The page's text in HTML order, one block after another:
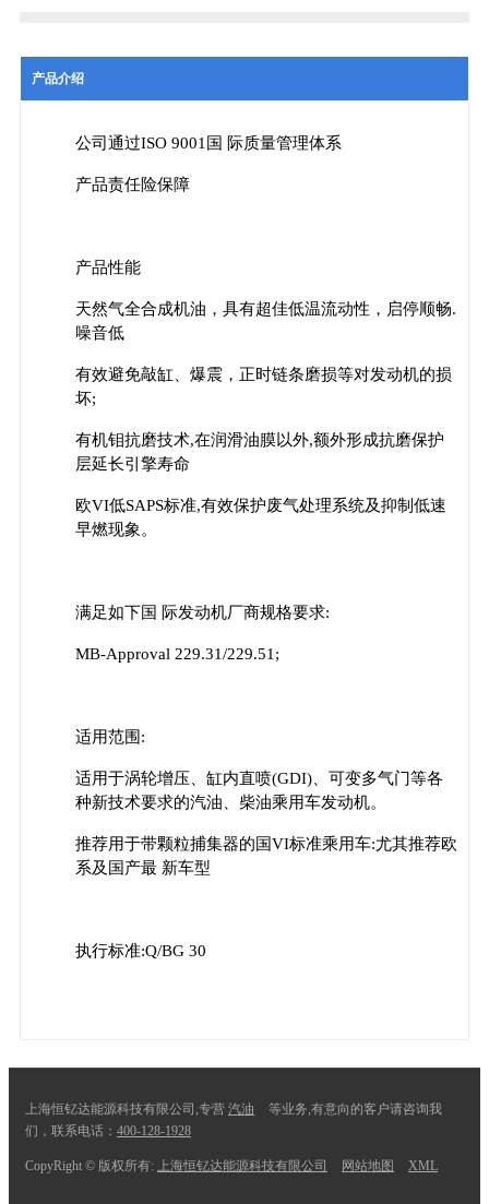
产品介绍
公司通过ISO 9001国 际质量管理体系
产品责任险保障
产品性能
天然气全合成机油，具有超佳低温流动性，启停顺畅.
噪音低
有效避免敲缸、爆震，正时链条磨损等对发动机的损
坏;
有机钼抗磨技术,在润滑油膜以外,额外形成抗磨保护
层延长引擎寿命
欧VI低SAPS标准,有效保护废气处理系统及抑制低速
早燃现象。
满足如下国 际发动机厂商规格要求:
MB-Approval 229.31/229.51;
适用范围:
适用于涡轮增压、缸内直喷(GDI)、可变多气门等各
种新技术要求的汽油、柴油乘用车发动机。
推荐用于带颗粒捕集器的国VI标准乘用车:尤其推荐欧
系及国产最 新车型
执行标准:Q/BG 30
上海恒钇达能源科技有限公司,专营 汽油
等业务,有意向的客户请咨询我
们，联系电话： 400-128-1928
CopyRight © 版权所有: 上海恒钇达能源科技有限公司 网站地图 XML